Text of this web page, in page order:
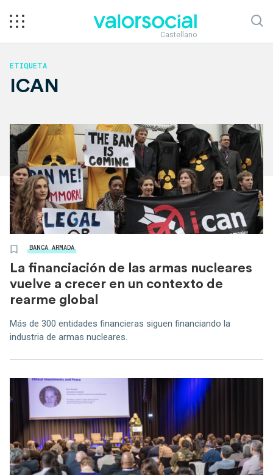
Castellano
ETIQUETA
ICAN
BANCA ARMADA
La financiación de las armas nucleares
vuelve a crecer en un contexto de
rearme global
Más de 300 entidades financieras siguen financiando la
industria de armas nucleares.